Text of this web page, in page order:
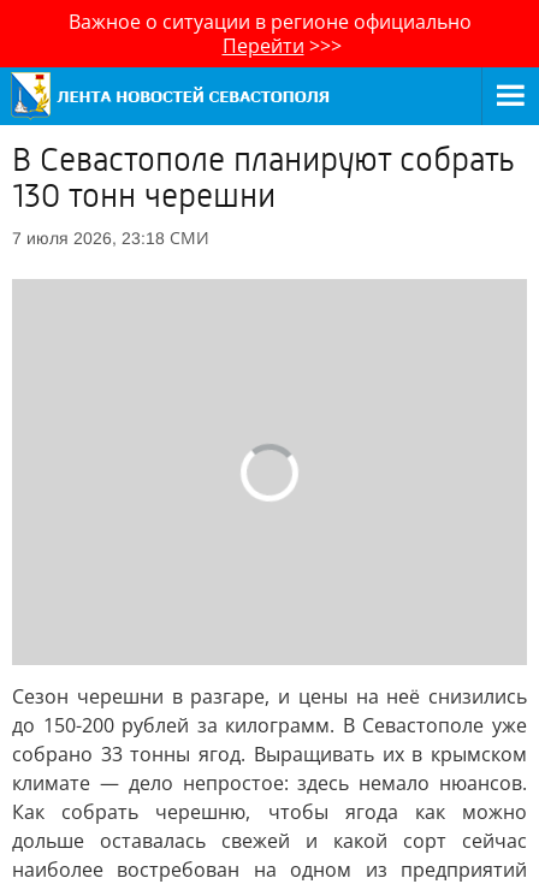
Важное о ситуации в регионе официально
Перейти >>>
В Севастополе планируют собрать
130 тонн черешни
7 июля 2026, 23:18 СМИ
Сезон черешни в разгаре, и цены на неё снизились
до 150-200 рублей за килограмм. В Севастополе уже
собрано 33 тонны ягод. Выращивать их в крымском
климате — дело непростое: здесь немало нюансов.
Как собрать черешню, чтобы ягода как можно
дольше оставалась свежей и какой сорт сейчас
наиболее востребован на одном из предприятий